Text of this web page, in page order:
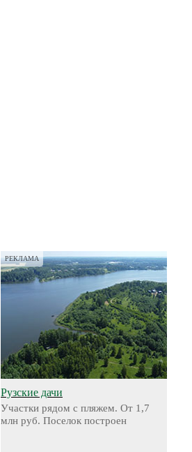
РЕКЛАМА
Рузские дачи
Участки рядом с пляжем. От 1,7
млн руб. Поселок построен